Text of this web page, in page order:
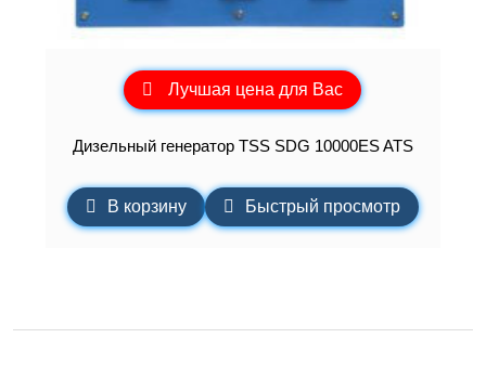
Лучшая цена для Вас
Дизельный генератор TSS SDG 10000ES ATS
В корзину Быстрый просмотр